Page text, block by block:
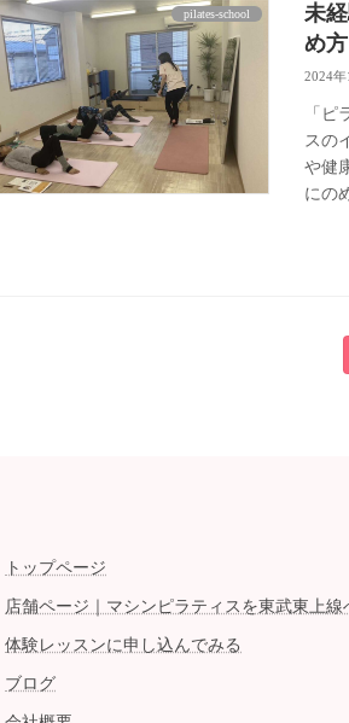
pilates-school
未
め
2024年
「
スの
や健
にの
トップページ
店舗ページ｜マシンピラティスを東武東上線
体験レッスンに申し込んでみる
ブログ